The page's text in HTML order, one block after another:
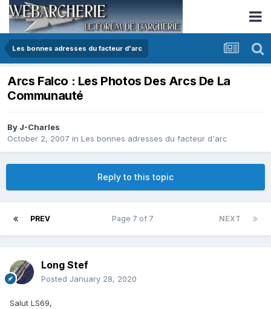
Les bonnes adresses du facteur d'arc
Arcs Falco : Les Photos Des Arcs De La
Communauté
By J-Charles
October 2, 2007 in Les bonnes adresses du facteur d'arc
Reply to this topic
PREV NEXT
Page 7 of 7
Long Stef
Posted January 28, 2020
Salut LS69,